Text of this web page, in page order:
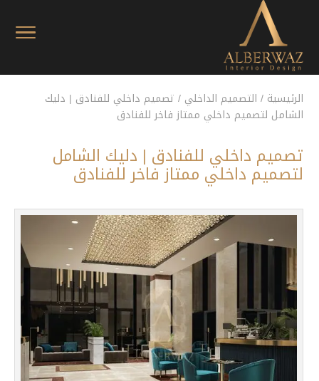
الرئيسية / التصميم الداخلي / تصميم داخلي للفنادق | دليك
الشامل لتصميم داخلي ممتاز فاخر للفنادق
تصميم داخلي للفنادق | دليك الشامل
لتصميم داخلي ممتاز فاخر للفنادق